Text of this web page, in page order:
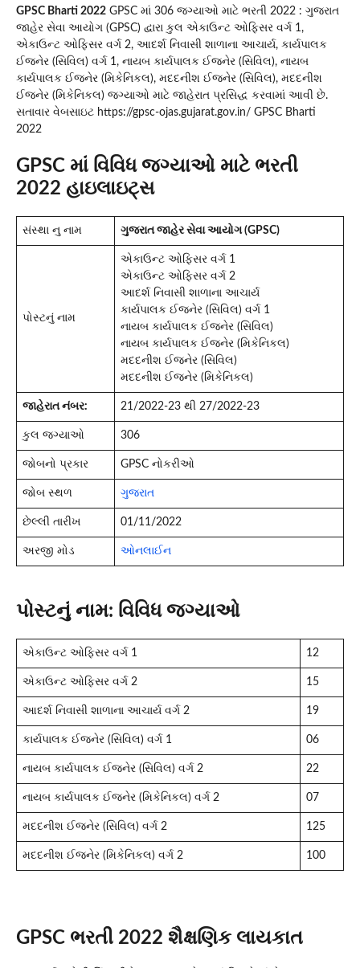
GPSC Bharti 2022 GPSC માં 306 જગ્યાઓ માટે ભરતી 2022 : ગુજરાત
જાહેર સેવા આયોગ (GPSC) દ્વારા કુલ એકાઉન્ટ ઓફિસર વર્ગ 1,
એકાઉન્ટ ઓફિસર વર્ગ 2, આદર્શ નિવાસી શાળાના આચાર્ય, કાર્યપાલક
ઈજનેર (સિવિલ) વર્ગ 1, નાયબ કાર્યપાલક ઈજનેર (સિવિલ), નાયબ
કાર્યપાલક ઈજનેર (મિકેનિકલ), મદદનીશ ઈજનેર (સિવિલ), મદદનીશ
ઈજનેર (મિકેનિકલ) જગ્યાઓ માટે જાહેરાત પ્રસિદ્ધ કરવામાં આવી છે.
સતાવાર વેબસાઇટ https://gpsc-ojas.gujarat.gov.in/ GPSC Bharti
2022
GPSC માં વિવિધ જગ્યાઓ માટે ભરતી
2022 હાઇલાઇટ્સ
સંસ્થા નુ નામ ગુજરાત જાહેર સેવા આયોગ (GPSC)
પોસ્ટનું નામ
એકાઉન્ટ ઓફિસર વર્ગ 1
એકાઉન્ટ ઓફિસર વર્ગ 2
આદર્શ નિવાસી શાળાના આચાર્ય
કાર્યપાલક ઈજનેર (સિવિલ) વર્ગ 1
નાયબ કાર્યપાલક ઈજનેર (સિવિલ)
નાયબ કાર્યપાલક ઈજનેર (મિકેનિકલ)
મદદનીશ ઈજનેર (સિવિલ)
મદદનીશ ઈજનેર (મિકેનિકલ)
જાહેરાત નંબર: 21/2022-23 થી 27/2022-23
કુલ જગ્યાઓ 306
જોબનો પ્રકાર GPSC નોકરીઓ
જોબ સ્થળ ગુજરાત
છેલ્લી તારીખ 01/11/2022
અરજી મોડ ઓનલાઈન
પોસ્ટનું નામ: વિવિધ જગ્યાઓ
એકાઉન્ટ ઓફિસર વર્ગ 1 12
એકાઉન્ટ ઓફિસર વર્ગ 2 15
આદર્શ નિવાસી શાળાના આચાર્ય વર્ગ 2 19
કાર્યપાલક ઈજનેર (સિવિલ) વર્ગ 1 06
નાયબ કાર્યપાલક ઈજનેર (સિવિલ) વર્ગ 2 22
નાયબ કાર્યપાલક ઈજનેર (મિકેનિકલ) વર્ગ 2 07
મદદનીશ ઈજનેર (સિવિલ) વર્ગ 2 125
મદદનીશ ઈજનેર (મિકેનિકલ) વર્ગ 2 100
GPSC ભરતી 2022 શૈક્ષણિક લાયકાત